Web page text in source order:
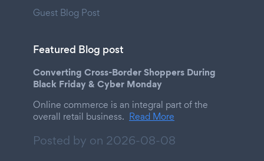
Guest Blog Post
Featured Blog post
Converting Cross-Border Shoppers During
Black Friday & Cyber Monday
Online commerce is an integral part of the
overall retail business. Read More
Posted by on 2026-08-08